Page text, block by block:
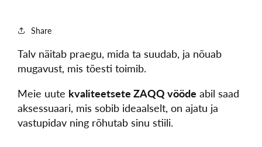
Share
Talv näitab praegu, mida ta suudab, ja nõuab
mugavust, mis tõesti toimib.
Meie uute kvaliteetsete ZAQQ vööde abil saad
aksessuaari, mis sobib ideaalselt, on ajatu ja
vastupidav ning rõhutab sinu stiili.